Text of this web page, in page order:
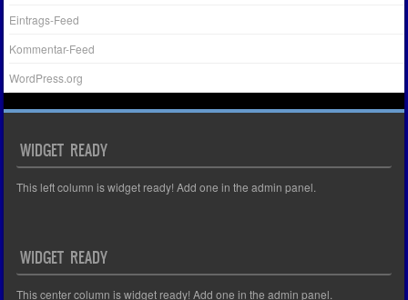
Eintrags-Feed
Kommentar-Feed
WordPress.org
WIDGET READY
This left column is widget ready! Add one in the admin panel.
WIDGET READY
This center column is widget ready! Add one in the admin panel.